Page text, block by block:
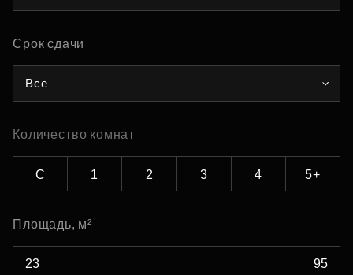
Срок сдачи
Все
Количество комнат
С 1 2 3 4 5+
Площадь, м²